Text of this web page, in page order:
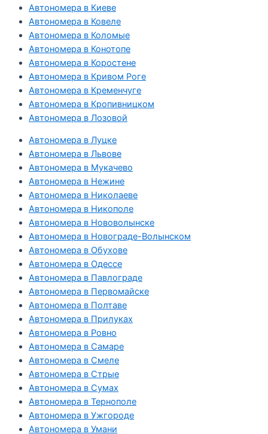
Автономера в Киеве
Автономера в Ковеле
Автономера в Коломые
Автономера в Конотопе
Автономера в Коростене
Автономера в Кривом Роге
Автономера в Кременчуге
Автономера в Кропивницком
Автономера в Лозовой
Автономера в Луцке
Автономера в Львове
Автономера в Мукачево
Автономера в Нежине
Автономера в Николаеве
Автономера в Никополе
Автономера в Нововолынске
Автономера в Новограде-Волынском
Автономера в Обухове
Автономера в Одессе
Автономера в Павлограде
Автономера в Первомайске
Автономера в Полтаве
Автономера в Прилуках
Автономера в Ровно
Автономера в Самаре
Автономера в Смеле
Автономера в Стрые
Автономера в Сумах
Автономера в Тернополе
Автономера в Ужгороде
Автономера в Умани